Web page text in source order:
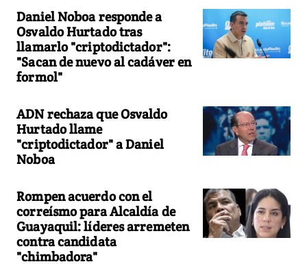
Daniel Noboa responde a
Osvaldo Hurtado tras
llamarlo "criptodictador":
"Sacan de nuevo al cadáver en
formol"
ADN rechaza que Osvaldo
Hurtado llame
"criptodictador" a Daniel
Noboa
Rompen acuerdo con el
correísmo para Alcaldía de
Guayaquil: líderes arremeten
contra candidata
"chimbadora"